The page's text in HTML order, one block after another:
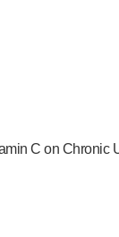
C on